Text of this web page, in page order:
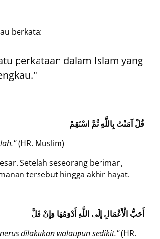
berkata:
perkataan dalam Islam yang
قُلْ آمَنْتُ بِاللَّهِ ثُمَّ اسْتَقِمْ
(HR. Muslim)
Setelah seseorang beriman,
tersebut hingga akhir hayat.
أَحَبُّ الْأَعْمَالِ إِلَى اللَّهِ أَدْوَمُهَا وَإِنْ قَلَّ
dilakukan walaupun sedikit."(HR.